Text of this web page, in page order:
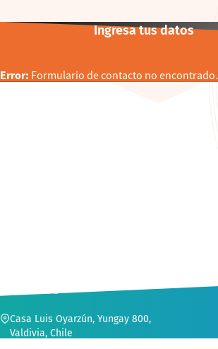
Ingresa tus datos
Error: Formulario de contacto no encontrado.
CONTACTO
Casa Luis Oyarzún, Yungay 800,
Valdivia, Chile